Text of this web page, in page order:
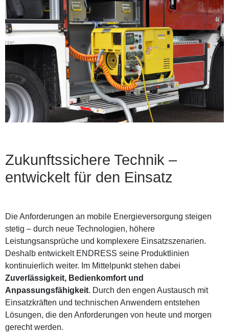
Zukunftssichere Technik –
entwickelt für den Einsatz
Die Anforderungen an mobile Energieversorgung steigen
stetig – durch neue Technologien, höhere
Leistungsansprüche und komplexere Einsatzszenarien.
Deshalb entwickelt ENDRESS seine Produktlinien
kontinuierlich weiter. Im Mittelpunkt stehen dabei
Zuverlässigkeit, Bedienkomfort und
Anpassungsfähigkeit. Durch den engen Austausch mit
Einsatzkräften und technischen Anwendern entstehen
Lösungen, die den Anforderungen von heute und morgen
gerecht werden.